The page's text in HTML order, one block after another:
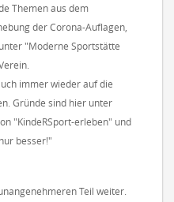
Themen aus dem
der Corona-Auflagen,
"Moderne Sportstätte
immer wieder auf die
Gründe sind hier unter
"KindeRSport-erleben" und
besser!"
Teil weiter.